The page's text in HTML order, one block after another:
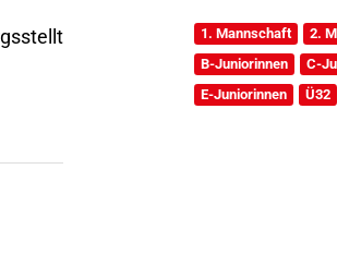
1. Mannschaft
2.
B-Juniorinnen
C-
E-Juniorinnen
Ü32